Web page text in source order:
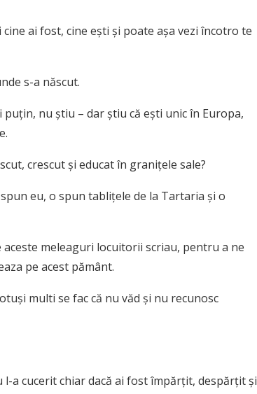
ai fost, cine ești și poate așa vezi încotro te
s-a născut.
nu știu – dar știu că ești unic în Europa,
crescut și educat în granițele sale?
eu, o spun tablițele de la Tartaria și o
meleaguri locuitorii scriau, pentru a ne
pe acest pământ.
multi se fac că nu văd și nu recunosc
a cucerit chiar dacă ai fost împărțit, despărțit și